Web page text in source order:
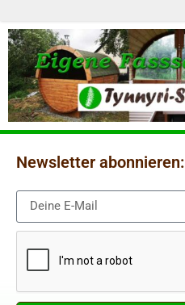
Newsletter abonnieren: